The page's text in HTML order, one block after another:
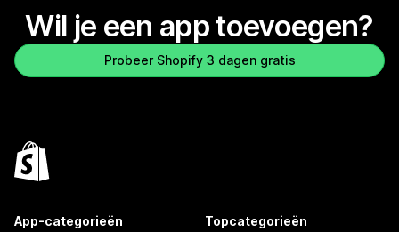
Wil je een app toevoegen?
Probeer Shopify 3 dagen gratis
App-categorieën Topcategorieën